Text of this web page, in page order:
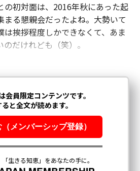
の初対面は、2016年秋にあった起
まる懇親会だったよね。大勢いて
は挨拶程度しかできなくて、あま
だけれども（笑）。